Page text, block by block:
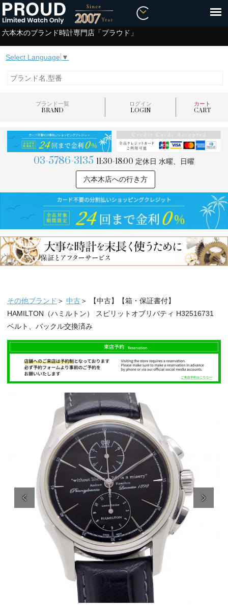
六本木のブランド時計専門店「プラウド」
Select Language ▼
ブランド一覧
BRAND
ログイン
LOGIN
カート
CART
03-5786-3135 11:30-18:00 定休日 水曜、日曜
六本木店への行き方
その他ブランド ＞ 中古＞ 【中古】【箱・保証書付】
HAMILTON（ハミルトン） スピリットオブリバティ H32516731
ベルト、バックル交換済み